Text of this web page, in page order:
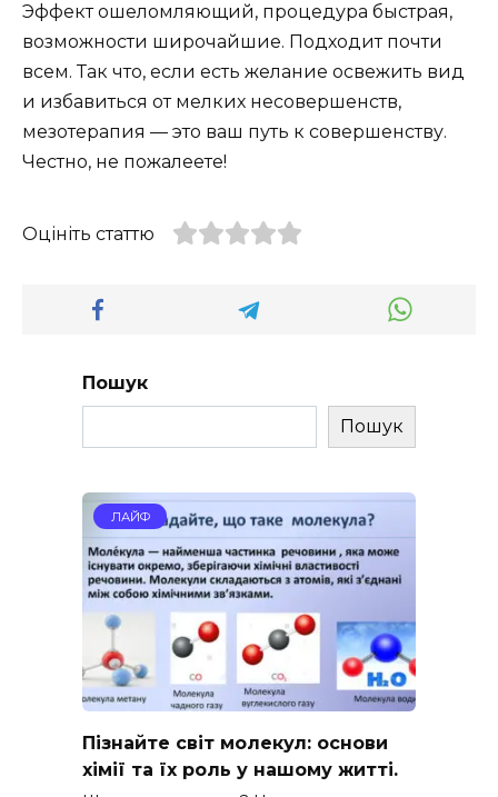
Эффект ошеломляющий, процедура быстрая,
возможности широчайшие. Подходит почти
всем. Так что, если есть желание освежить вид
и избавиться от мелких несовершенств,
мезотерапия — это ваш путь к совершенству.
Честно, не пожалеете!
Оцініть статтю
Пошук
Пошук
ЛАЙФ
Пізнайте світ молекул: основи
хімії та їх роль у нашому житті.